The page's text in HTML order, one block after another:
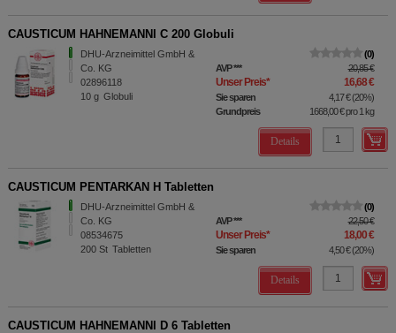
CAUSTICUM HAHNEMANNI C 200 Globuli
DHU-Arzneimittel GmbH &
Co. KG
02896118
10 g Globuli
0
AVP*** 20,85 €
Unser Preis* 16,68 €
Sie sparen 4,17 €(20%)
Grundpreis
1668,00 €pro 1 kg
Details
CAUSTICUM PENTARKAN H Tabletten
DHU-Arzneimittel GmbH &
Co. KG
08534675
200 St Tabletten
0
AVP*** 22,50 €
Unser Preis* 18,00 €
Sie sparen 4,50 €(20%)
Details
CAUSTICUM HAHNEMANNI D 6 Tabletten